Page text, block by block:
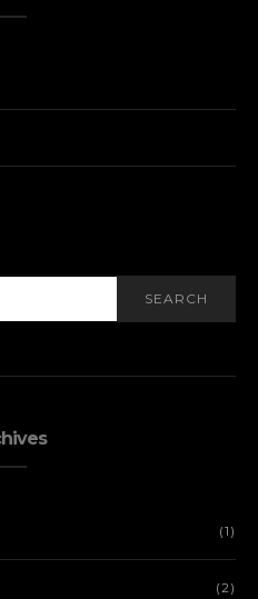
SEARCH
(1)
(2)